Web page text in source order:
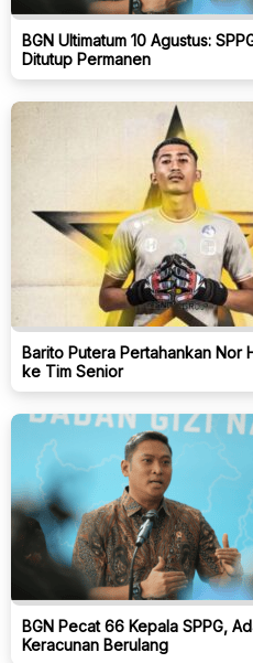
BGN Ultimatum 10 Agustus:
Ditutup Permanen
Barito Putera Pertahankan Nor
ke Tim Senior
BGN Pecat 66 Kepala SPPG,
Keracunan Berulang